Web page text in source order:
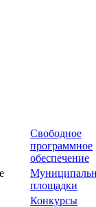
Свободное
программное
обеспечение
площадки
Конкурсы